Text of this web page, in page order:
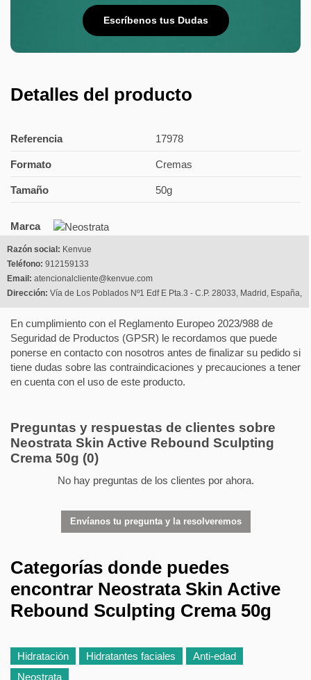
Escríbenos tus Dudas
Detalles del producto
Referencia 17978
Formato Cremas
Tamaño 50g
Marca
Razón social: Kenvue
Teléfono: 912159133
Email: atencionalcliente@kenvue.com
Dirección: Vía de Los Poblados Nº1 Edf E Pta.3 - C.P. 28033, Madrid, España,
En cumplimiento con el Reglamento Europeo 2023/988 de
Seguridad de Productos (GPSR) le recordamos que puede
ponerse en contacto con nosotros antes de finalizar su pedido si
tiene dudas sobre las contraindicaciones y precauciones a tener
en cuenta con el uso de este producto.
Preguntas y respuestas de clientes sobre
Neostrata Skin Active Rebound Sculpting
Crema 50g (0)
No hay preguntas de los clientes por ahora.
Envíanos tu pregunta y la resolveremos
Categorías donde puedes
encontrar Neostrata Skin Active
Rebound Sculpting Crema 50g
Hidratación Hidratantes faciales
Anti-edad
Neostrata